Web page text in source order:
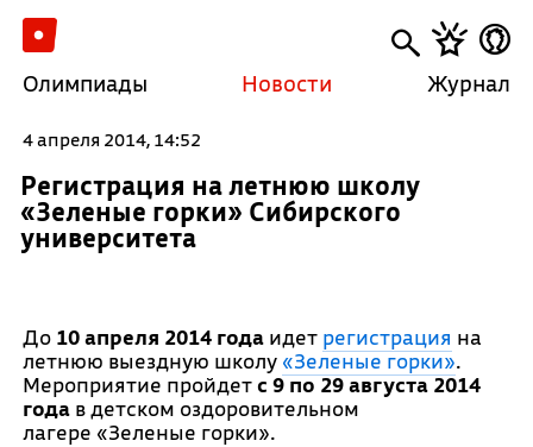
Олимпиады Новости Журнал
4 апреля 2014, 14:52
Регистрация на летнюю школу
«Зеленые горки» Сибирского
университета
До 10 апреля 2014 годаидет регистрация на
летнюю выездную школу «Зеленые горки».
Мероприятие пройдетс 9 по 29 августа 2014
годав детском оздоровительном
лагере «Зеленые горки».